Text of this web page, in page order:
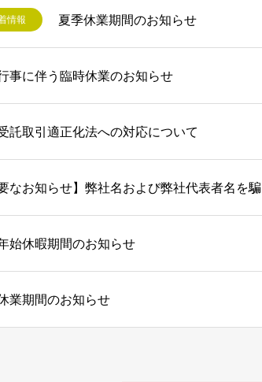
情報 夏季休業期間のお知らせ
事に伴う臨時休業のお知らせ
託取引適正化法への対応について
始休暇期間のお知らせ
業期間のお知らせ